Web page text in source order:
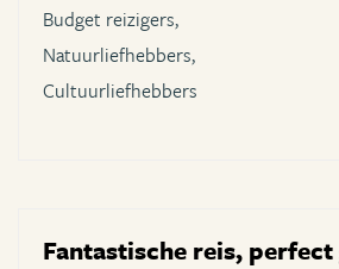
Budget reizigers,
Natuurliefhebbers,
Cultuurliefhebbers
Fantastische reis,